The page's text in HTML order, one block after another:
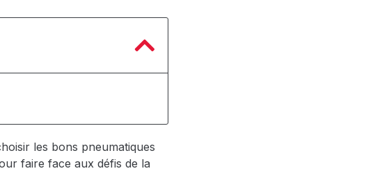
les bons pneumatiques
faire face aux défis de la